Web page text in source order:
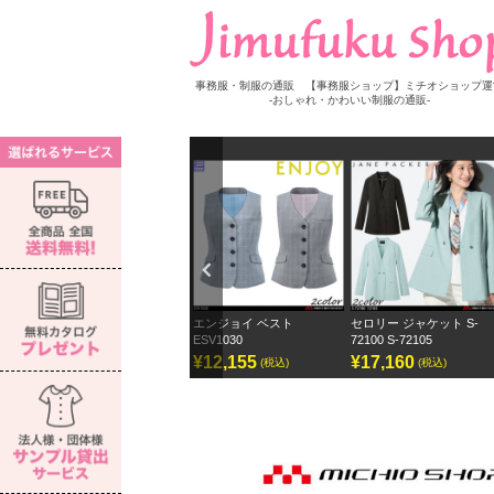
事務服・制服の通販 【事務服ショップ】ミチオショップ
-おしゃれ・かわいい制服の通販-
ous
エンジョイ ベスト
ESV1030
¥12,155
セロリー ジャケット S-
72100 S-72105
¥17,160 (税込)
セロリー ワイドパンツ ジ
ェーンパッカー
¥12,870 (税込)